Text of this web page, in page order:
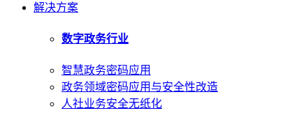
解决方案
数字政务行业
智慧政务密码应用
政务领域密码应用与安全性改造
人社业务安全无纸化